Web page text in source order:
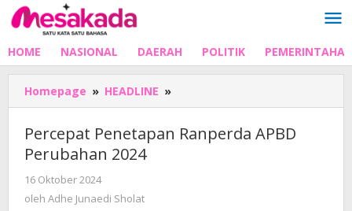
Lewati
ke
HOME NASIONAL DAERAH POLITIK
Homepage » HEADLINE »
Penetapan
APBD
Percepat Penetapan Ranperda APBD
Perubahan 2024
16 Oktober 2024
Adhe
oleh Adhe Junaedi Sholat